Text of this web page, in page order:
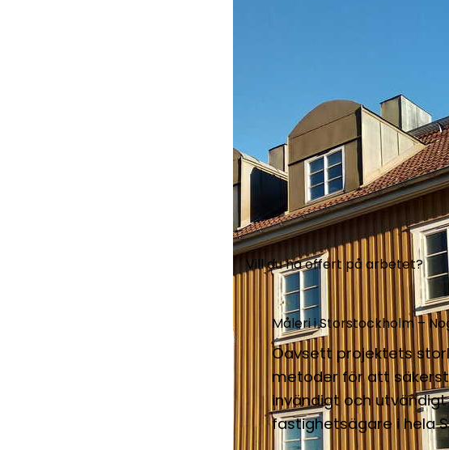
Vill du ha offert på arbetet?
Måleri i Storstockholm –
Oavsett projektets
metoder för att
invändigt och
fastighetsägare i hela